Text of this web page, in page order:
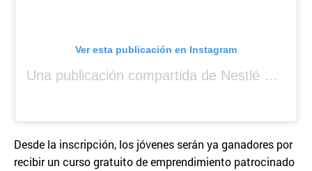
Ver esta publicación en Instagram
Una publicación compartida de Nestlé Centroamérica (@nestlecam)
Desde la inscripción, los jóvenes serán ya ganadores por
recibir un curso gratuito de emprendimiento patrocinado